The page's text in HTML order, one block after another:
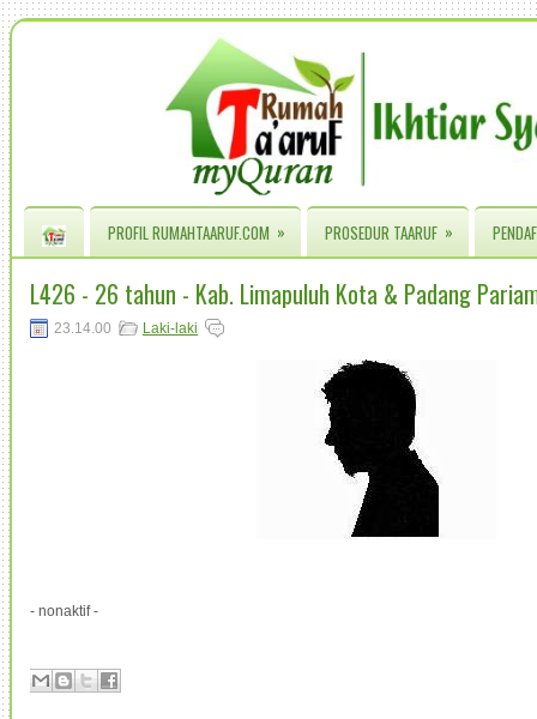
PROFIL RUMAHTAARUF.COM » PROSEDUR TAARUF »
L426 - 26 tahun - Kab. Limapuluh Kota & Padang
23.14.00 Laki-laki
- nonaktif -